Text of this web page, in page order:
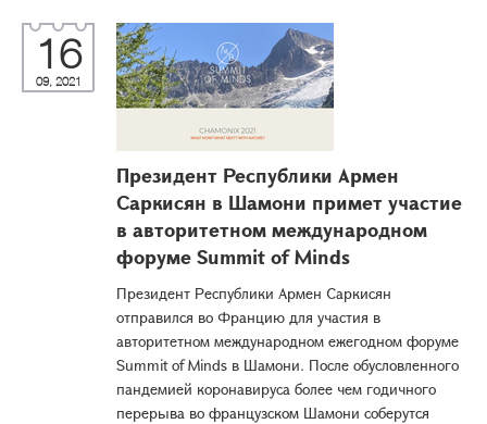
16
09, 2021
Президент Республики Армен
Саркисян в Шамони примет участие
в авторитетном международном
форуме Summit of Minds
Президент Республики Армен Саркисян
отправился во Францию для участия в
авторитетном международном ежегодном форуме
Summit of Minds в Шамони. После обусловленного
пандемией коронавируса более чем годичного
перерыва во французском Шамони соберутся